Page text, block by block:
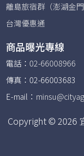
離島旅宿群（澎湖金門
台灣優惠通
商品曝光專線
電話： 02-66008966
傳真：02-66003683
E-mail：
Copyright © 2026